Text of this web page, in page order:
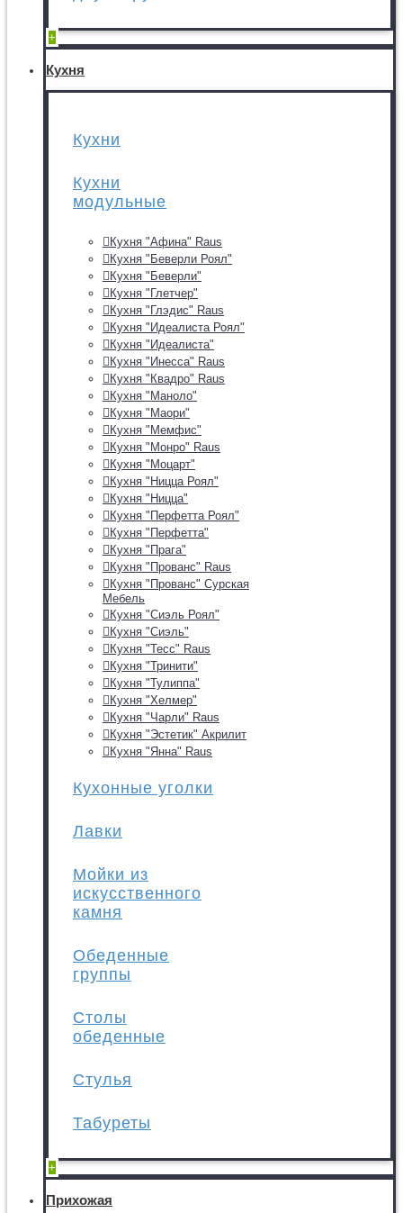
+
Кухня
Кухни
Кухни
модульные
Кухня "Афина" Raus
Кухня "Беверли Роял"
Кухня "Беверли"
Кухня "Глетчер"
Кухня "Глэдис" Raus
Кухня "Идеалиста Роял"
Кухня "Идеалиста"
Кухня "Инесса" Raus
Кухня "Квадро" Raus
Кухня "Маноло"
Кухня "Маори"
Кухня "Мемфис"
Кухня "Монро" Raus
Кухня "Моцарт"
Кухня "Ницца Роял"
Кухня "Ницца"
Кухня "Перфетта Роял"
Кухня "Перфетта"
Кухня "Прага"
Кухня "Прованс" Raus
Кухня "Прованс" Сурская
Мебель
Кухня "Сиэль Роял"
Кухня "Сиэль"
Кухня "Тесс" Raus
Кухня "Тринити"
Кухня "Тулиппа"
Кухня "Хелмер"
Кухня "Чарли" Raus
Кухня "Эстетик" Акрилит
Кухня "Янна" Raus
Кухонные уголки
Лавки
Мойки из
искусственного
камня
Обеденные
группы
Столы
обеденные
Стулья
Табуреты
+
Прихожая